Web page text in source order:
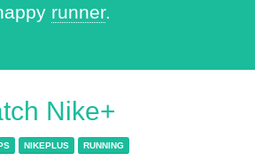
runner.
Nike+
NIKEPLUS RUNNING